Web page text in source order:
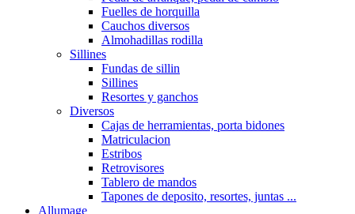
Fuelles de horquilla
Cauchos diversos
Almohadillas rodilla
Sillines
Fundas de sillin
Sillines
Resortes y ganchos
Diversos
Cajas de herramientas, porta bidones
Matriculacion
Estribos
Retrovisores
Tablero de mandos
Tapones de deposito, resortes, juntas ...
Allumage